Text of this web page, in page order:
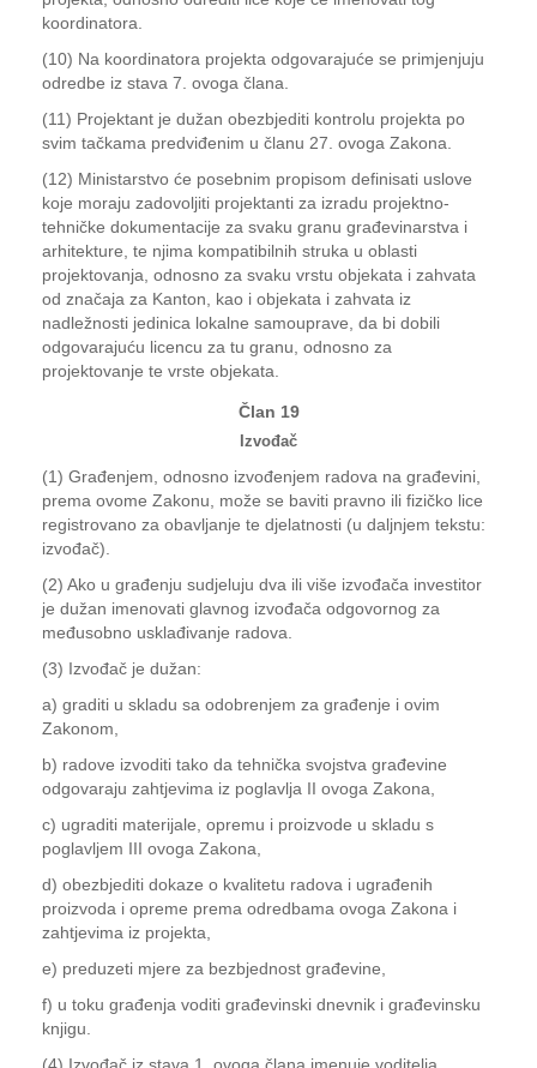
koordinatora.
(10) Na koordinatora projekta odgovarajuće se primjenjuju
odredbe iz stava 7. ovoga člana.
(11) Projektant je dužan obezbjediti kontrolu projekta po
svim tačkama predviđenim u članu 27. ovoga Zakona.
(12) Ministarstvo će posebnim propisom definisati uslove
koje moraju zadovoljiti projektanti za izradu projektno-
tehničke dokumentacije za svaku granu građevinarstva i
arhitekture, te njima kompatibilnih struka u oblasti
projektovanja, odnosno za svaku vrstu objekata i zahvata
od značaja za Kanton, kao i objekata i zahvata iz
nadležnosti jedinica lokalne samouprave, da bi dobili
odgovarajuću licencu za tu granu, odnosno za
projektovanje te vrste objekata.
Član 19
Izvođač
(1) Građenjem, odnosno izvođenjem radova na građevini,
prema ovome Zakonu, može se baviti pravno ili fizičko lice
registrovano za obavljanje te djelatnosti (u daljnjem tekstu:
izvođač).
(2) Ako u građenju sudjeluju dva ili više izvođača investitor
je dužan imenovati glavnog izvođača odgovornog za
međusobno usklađivanje radova.
(3) Izvođač je dužan:
a) graditi u skladu sa odobrenjem za građenje i ovim
Zakonom,
b) radove izvoditi tako da tehnička svojstva građevine
odgovaraju zahtjevima iz poglavlja II ovoga Zakona,
c) ugraditi materijale, opremu i proizvode u skladu s
poglavljem III ovoga Zakona,
d) obezbjediti dokaze o kvalitetu radova i ugrađenih
proizvoda i opreme prema odredbama ovoga Zakona i
zahtjevima iz projekta,
e) preduzeti mjere za bezbjednost građevine,
f) u toku građenja voditi građevinski dnevnik i građevinsku
knjigu.